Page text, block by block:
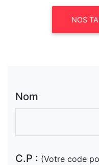
NOS
Nom
C.P : (Votre code